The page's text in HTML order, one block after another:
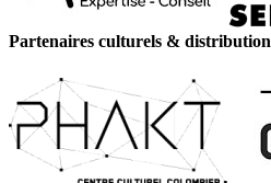
Partenaires culturels & distribution